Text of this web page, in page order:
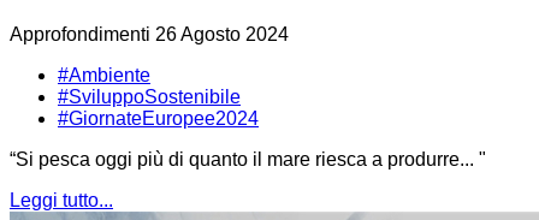
Approfondimenti 26 Agosto 2024
#Ambiente
#SviluppoSostenibile
#GiornateEuropee2024
“Si pesca oggi più di quanto il mare riesca a produrre... "
Leggi tutto...